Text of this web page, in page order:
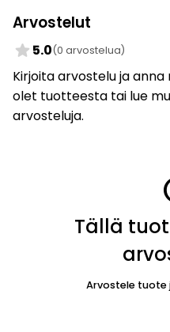
Arvostelut
star 5.0(0 arvostelua)
Kirjoita arvostelu ja
olet tuotteesta tai lue
arvosteluja.
Tällä
Arvostele tuote